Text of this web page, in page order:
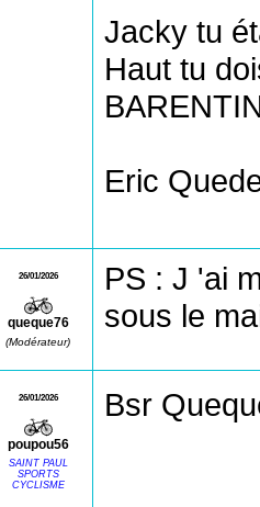
Jacky tu
Haut tu
Eric
26/01/2026
queque76
(Modérateur)
PS : J 'ai
sous le
26/01/2026
poupou56
SAINT PAUL
SPORTS
CYCLISME
Bsr